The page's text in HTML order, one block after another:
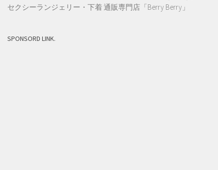
セクシーランジェリー・下着 通販専門店「Berry Berry」
SPONSORD LINK.